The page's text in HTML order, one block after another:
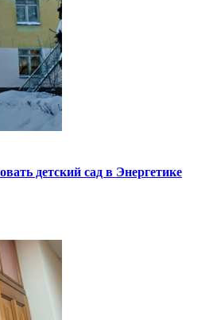
детский сад в Энергетике